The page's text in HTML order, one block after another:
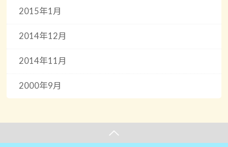
2015年1月
2014年12月
2014年11月
2000年9月